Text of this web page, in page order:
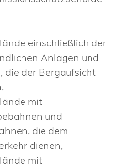
einschließlich der
Anlagen und
die der Bergaufsicht
mit
und
die dem
dienen,
mit